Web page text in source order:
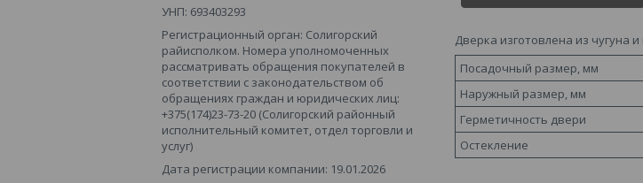
Дверка изготовлена из чугуна
Посадочный размер, мм
Наружный размер, мм
Герметичность двери
Остекление
УНП: 693403293
Регистрационный орган: Солигорский
райисполком. Номера уполномоченных
рассматривать обращения покупателей в
соответствии с законодательством об
обращениях граждан и юридических лиц:
+375(174)23-73-20 (Солигорский районный
исполнительный комитет, отдел торговли и
услуг)
Дата регистрации компании: 19.01.2026